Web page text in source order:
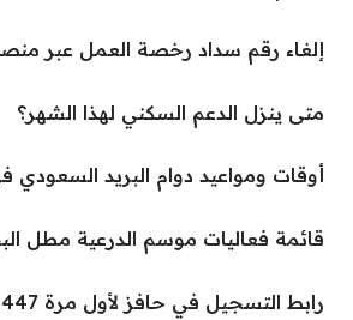
إلغاء رقم سداد رخصة العمل عبر
متى ينزل الدعم السكني لهذا الشهر؟
أوقات ومواعيد دوام البريد السعودي في
قائمة فعاليات موسم الدرعية مطل
رابط التسجيل في حافز لأول مرة 1447